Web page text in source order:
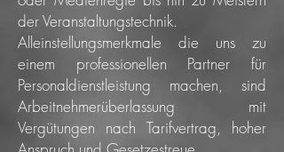
der Veranstaltungstechnik.
Alleinstellungsmerkmale die uns zu
einem professionellen Partner für
Personaldienstleistung machen, sind
Arbeitnehmerüberlassung mit
Vergütungen nach Tarifvertrag, hoher